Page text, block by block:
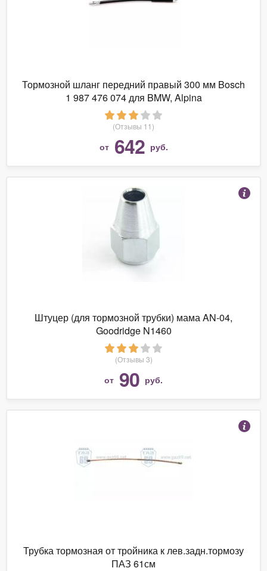
Тормозной шланг передний правый 300 мм Bosch
1 987 476 074 для BMW, Alpina
(Отзывы 11)
от 642 руб.
Штуцер (для тормозной трубки) мама AN-04,
Goodridge N1460
(Отзывы 3)
от 90 руб.
Трубка тормозная от тройника к лев.задн.тормозу
ПАЗ 61см